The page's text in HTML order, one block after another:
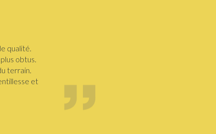
qualité.
obtus.
terrain.
et